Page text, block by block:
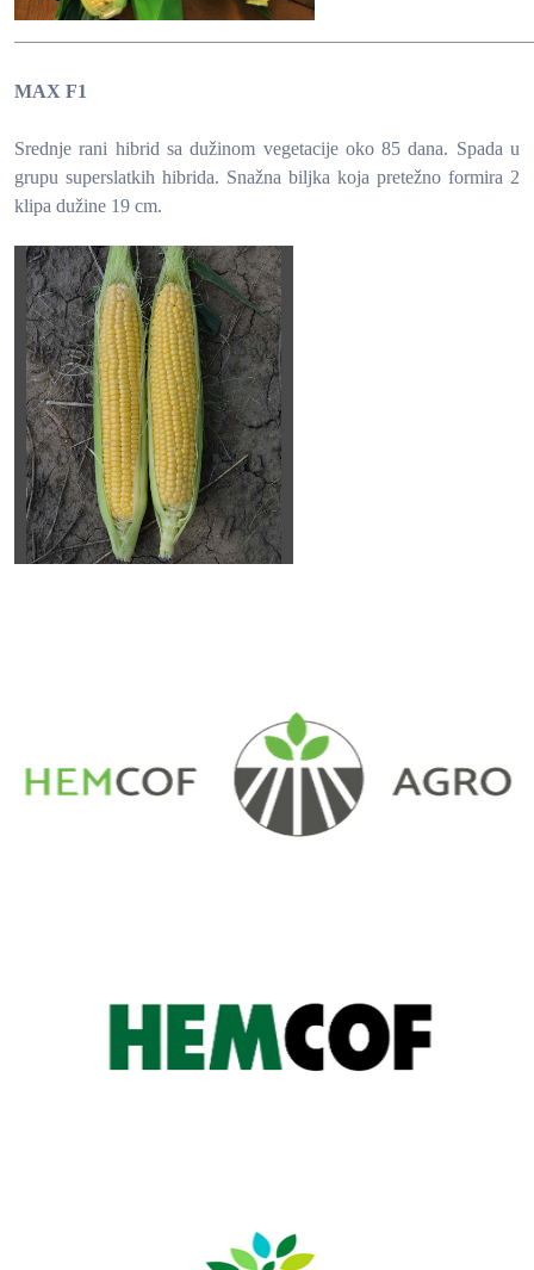
MAX F1
Srednje rani hibrid sa dužinom vegetacije oko 85 dana. Spada u
grupu superslatkih hibrida. Snažna biljka koja pretežno formira 2
klipa dužine 19 cm.